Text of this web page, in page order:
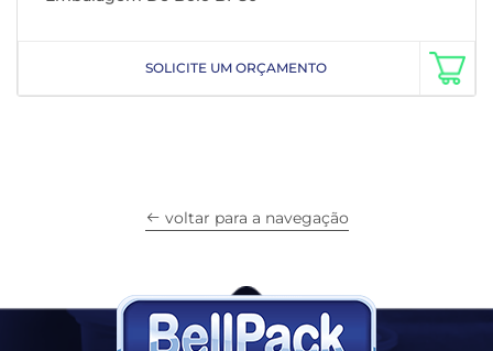
SOLICITE UM ORÇAMENTO
voltar para a navegação